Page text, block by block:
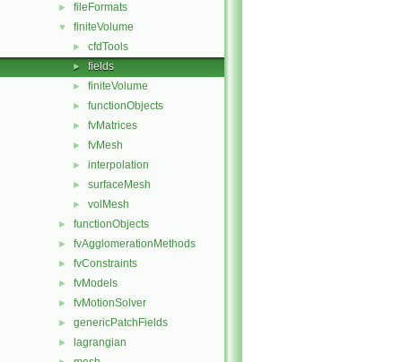
► fileFormats
▼ finiteVolume
► cfdTools
► fields
► finiteVolume
► functionObjects
► fvMatrices
► fvMesh
► interpolation
► surfaceMesh
► volMesh
► functionObjects
► fvAgglomerationMethods
► fvConstraints
► fvModels
► fvMotionSolver
► genericPatchFields
► lagrangian